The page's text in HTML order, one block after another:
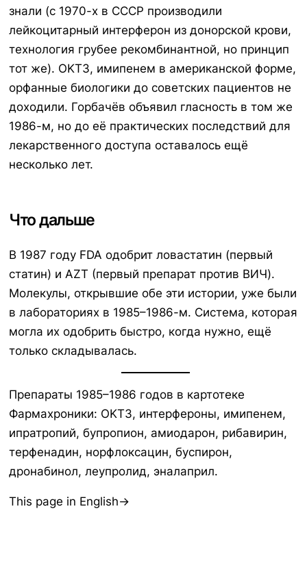
знали (с 1970-х в СССР производили
лейкоцитарный интерферон из донорской крови,
технология грубее рекомбинантной, но принцип
тот же). OKT3, имипенем в американской форме,
орфанные биологики до советских пациентов не
доходили. Горбачёв объявил гласность в том же
1986-м, но до её практических последствий для
лекарственного доступа оставалось ещё
несколько лет.
Что дальше
В 1987 году FDA одобрит ловастатин (первый
статин) и AZT (первый препарат против ВИЧ).
Молекулы, открывшие обе эти истории, уже были
в лабораториях в 1985–1986-м. Система, которая
могла их одобрить быстро, когда нужно, ещё
только складывалась.
Препараты 1985–1986 годов в картотеке
Фармахроники: OKT3, интерфероны, имипенем,
ипратропий, бупропион, амиодарон, рибавирин,
терфенадин, норфлоксацин, буспирон,
дронабинол, леупролид, эналаприл.
This page in English→